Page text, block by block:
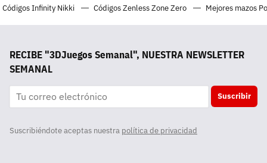
Códigos Infinity Nikki
Códigos Zenless Zone Zero Mejores mazos
RECIBE "3DJuegos Semanal", NUESTRA NEWSLETTER
SEMANAL
Suscribir
Suscribiéndote aceptas nuestra política de privacidad